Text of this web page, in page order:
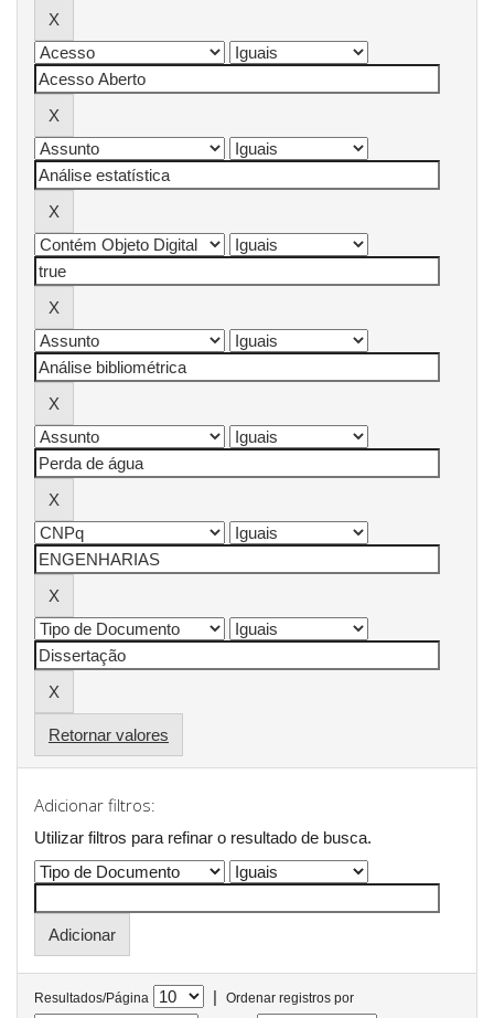
Retornar valores
Adicionar filtros:
Utilizar filtros para refinar o resultado de busca.
Resultados/Página |
Ordenar registros por